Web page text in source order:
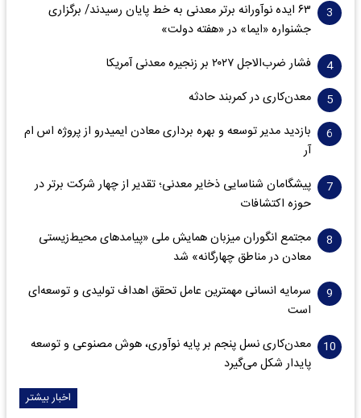
۶۳ ایده نوآورانه برتر معدنی به خط پایان رسیدند/ برگزاری
جشنواره «ایما» در «هفته دولت»
فشار ضرب‌الاجل ۲۰۲۷ بر زنجیره معدنی آمریکا
معدن‌کاری در کمربند حادثه
بازدید مدیر توسعه و بهره برداری معادن ایمیدرو از پروژه اس ام
آر
پیشگامان شناسایی ذخایر معدنی؛ تقدیر از چهار شرکت برتر در
حوزه اکتشافات‌
مجتمع انگوران میزبان همایش ملی «پیامدهای محیط‌زیستی
معادن در مناطق چهارگانه» شد
سرمایه انسانی مهمترین عامل تحقق اهداف تولیدی و توسعه‌ای
است
معدن‌کاری نسل پنجم بر پایه نوآوری، هوش مصنوعی و توسعه
پایدار شکل می‌گیرد
اخبار بیشتر